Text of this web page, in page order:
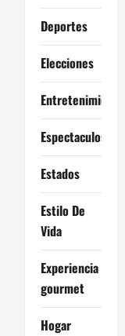
Deportes
Elecciones
Entretenimiento
Espectaculos
Estados
Estilo De
Vida
Experiencia
gourmet
Hogar